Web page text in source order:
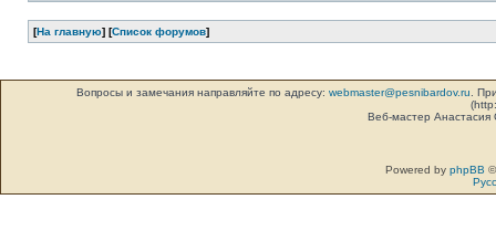
[На главную] [Список форумов]
Вопросы и замечания направляйте по адресу: webmaster@pesnibardov.ru .
Веб-мастер
Powered by phpBB